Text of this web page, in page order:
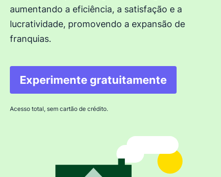
aumentando a eficiência, a satisfação e a
lucratividade, promovendo a expansão de
franquias.
Experimente gratuitamente
Abre em uma nova
Acesso total, sem cartão de crédito.